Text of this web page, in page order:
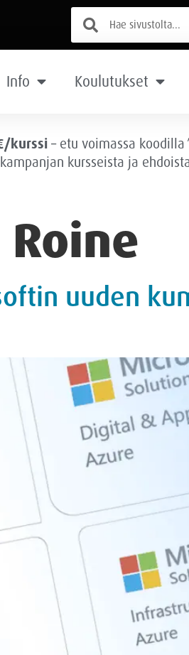
Info Koulutukset
kurssi– etu voimassa koodilla
kursseista ja
uuden